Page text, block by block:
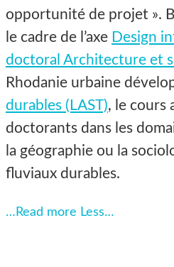
opportunité de projet ».
le cadre de l’axe Design
doctoral Architecture et
Rhodanie urbaine
durables (LAST), le cours
doctorants dans les
la géographie ou la
fluviaux durables.
…Read more Less…